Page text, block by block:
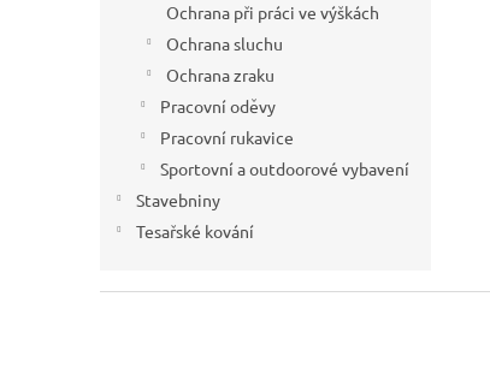
Ochrana při práci ve výškách
Ochrana sluchu
Ochrana zraku
Pracovní oděvy
Pracovní rukavice
Sportovní a outdoorové vybavení
Stavebniny
Tesařské kování